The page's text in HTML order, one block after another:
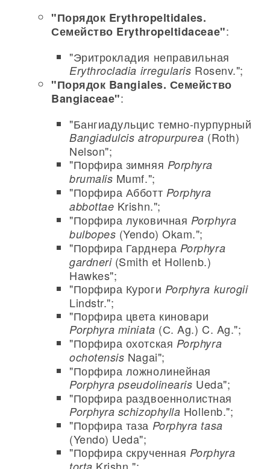
"Порядок Erythropeltidales.
Семейство Erythropeltidaceae":
"Эритрокладия неправильная
Erythrocladia irregularis Rosenv.";
"Порядок Bangiales. Семейство
Bangiaceae":
"Бангиадульцис темно-пурпурный
Bangiadulcis atropurpurea (Roth)
Nelson";
"Порфира зимняя Porphyra
brumalis Mumf.";
"Порфира Абботт Porphyra
abbottae Krishn.";
"Порфира луковичная Porphyra
bulbopes (Yendo) Okam.";
"Порфира Гарднера Porphyra
gardneri(Smith et Hollenb.)
Hawkes";
"Порфира Куроги Porphyra kurogii
Lindstr.";
"Порфира цвета киновари
Porphyra miniata (С. Ag.) C. Ag.";
"Порфира охотская Porphyra
ochotensis Nagai";
"Порфира ложнолинейная
Porphyra pseudolinearis Ueda";
"Порфира раздвоеннолистная
Porphyra schizophylla Hollenb.";
"Порфира таза Porphyra tasa
(Yendo) Ueda";
"Порфира скрученная Porphyra